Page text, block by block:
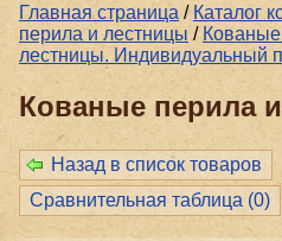
Главная страница / Каталог
перила и лестницы /
лестницы. Индивидуальный
Кованые перила
Назад в список товаров
Сравнительная таблица (0)